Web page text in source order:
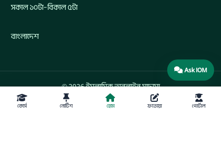
সকাল ১০টা–বিকাল ৫টা
বাংলাদেশ
© 2026 ইসলামিক অনলাইন মাদ্রাসা
Developed by Engr. Maw. Khandaker Marsus
কোর্স নোটিশ হোম ফতোয়া পোর্টাল
Ask IOM